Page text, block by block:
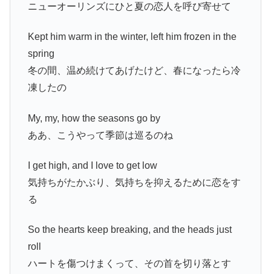
ニューオーリンズにひと夏の恋人を呼び寄せて
Kept him warm in the winter, left him frozen in the
spring
冬の間、温め続けてあげたけど、春になったら冷
凍したの
My, my, how the seasons go by
ああ、こうやって季節は巡るのね
I get high, and I love to get low
気持ちがたかぶり、気持ちを抑えるために恋をす
る
So the hearts keep breaking, and the heads just
roll
ハートを傷つけまくって、その首を切り落とす